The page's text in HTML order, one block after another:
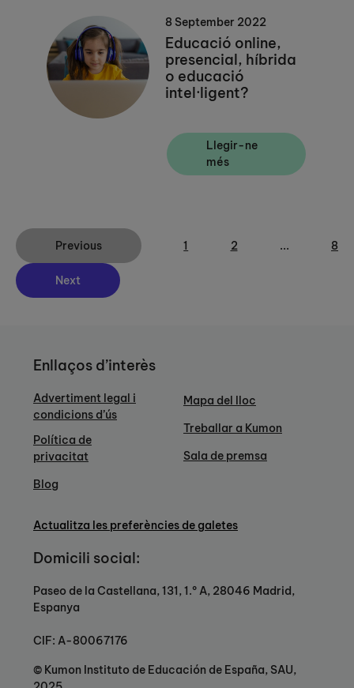
8 September 2022
Educació online,
presencial, híbrida
o educació
intel·ligent?
Llegir-ne
més
Previous 1 2 ... 8
Next
Enllaços d’interès
Advertiment legal i
condicions d’ús
Política de
privacitat
Blog
Mapa del lloc
Treballar a Kumon
Sala de premsa
Actualitza les preferències de galetes
Domicili social:
Paseo de la Castellana, 131, 1.º A, 28046 Madrid,
Espanya
CIF: A-80067176
© Kumon Instituto de Educación de España, SAU,